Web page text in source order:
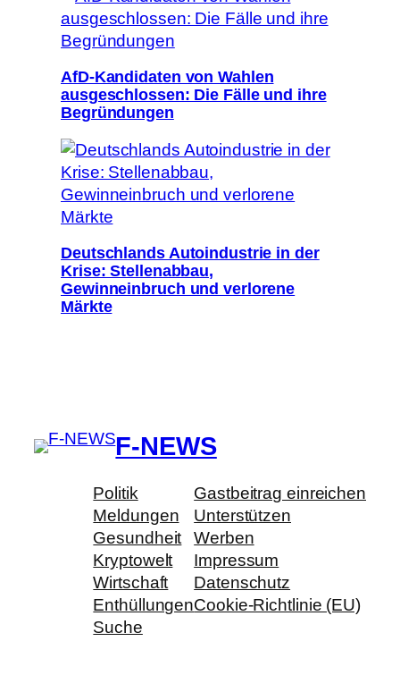
AfD-Kandidaten von Wahlen
ausgeschlossen: Die Fälle und ihre
Begründungen
Deutschlands Autoindustrie in der
Krise: Stellenabbau,
Gewinneinbruch und verlorene
Märkte
F-NEWS
Politik
Meldungen
Gesundheit
Kryptowelt
Wirtschaft
Enthüllungen
Suche
Gastbeitrag einreichen
Unterstützen
Werben
Impressum
Datenschutz
Cookie-Richtlinie (EU)